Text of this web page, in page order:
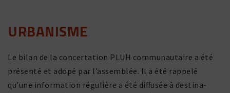
URBANISME
Le bilan de la concer­ta­tion PLUH commu­nau­taire a été
présenté et adopé par l’assemblée. Il a été rappelé
qu’une infor­ma­tion régu­lière a été diffusée à desti­na­